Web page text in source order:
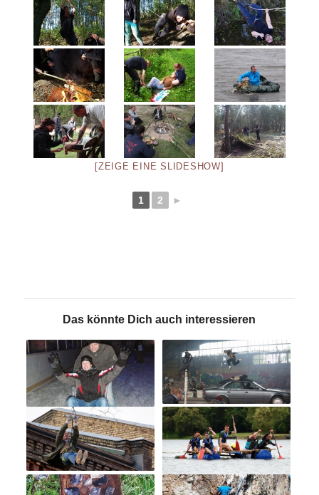
[ZEIGE EINE SLIDESHOW]
1 2 ►
Das könnte Dich auch interessieren